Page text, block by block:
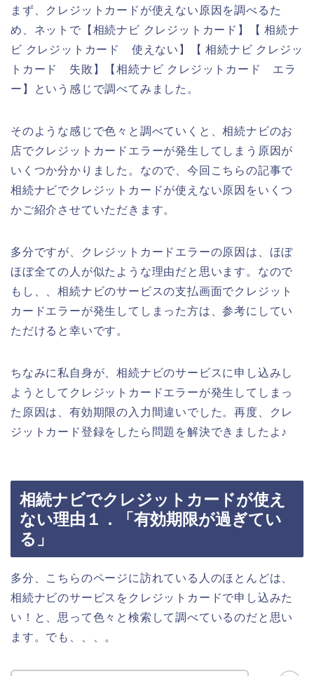
まず、クレジットカードが使えない原因を調べるた
め、ネットで【相続ナビ クレジットカード】【 相続ナ
ビ クレジットカード 使えない】【 相続ナビ クレジッ
トカード 失敗】【相続ナビ クレジットカード エラ
ー】という感じで調べてみました。
そのような感じで色々と調べていくと、相続ナビのお
店でクレジットカードエラーが発生してしまう原因が
いくつか分かりました。なので、今回こちらの記事で
相続ナビでクレジットカードが使えない原因をいくつ
かご紹介させていただきます。
多分ですが、クレジットカードエラーの原因は、ほぼ
ほぼ全ての人が似たような理由だと思います。なので
もし、、相続ナビのサービスの支払画面でクレジット
カードエラーが発生してしまった方は、参考にしてい
ただけると幸いです。
ちなみに私自身が、相続ナビのサービスに申し込みし
ようとしてクレジットカードエラーが発生してしまっ
た原因は、有効期限の入力間違いでした。再度、クレ
ジットカード登録をしたら問題を解決できましたよ♪
相続ナビでクレジットカードが使え
ない理由１．「有効期限が過ぎてい
る」
多分、こちらのページに訪れている人のほとんどは、
相続ナビのサービスをクレジットカードで申し込みた
い！と、思って色々と検索して調べているのだと思い
ます。でも、、、。